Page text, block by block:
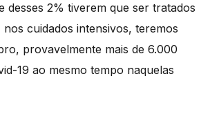
desses 2% tiverem que ser tratados
nos cuidados intensivos, teremos
provavelmente mais de 6.000
19 ao mesmo tempo naquelas